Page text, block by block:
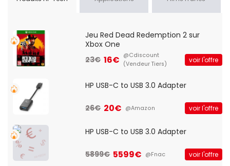
Jeu Red Dead Redemption 2 sur
Xbox One
23€ 16€ @Cdiscount
(Vendeur Tiers)
voir l'offre
HP USB-C to USB 3.0 Adapter
26€ 20€ @Amazon voir l'offre
HP USB-C to USB 3.0 Adapter
5899€ 5599€ @Fnac voir l'offre